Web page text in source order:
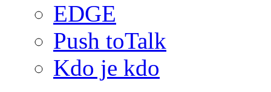
EDGE
Push toTalk
Kdo je kdo